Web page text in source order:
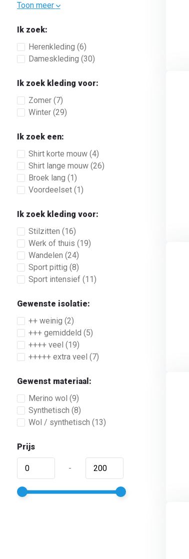
Toon meer
Ik zoek:
Herenkleding (6)
Dameskleding (30)
Ik zoek kleding voor:
Zomer (7)
Winter (29)
Ik zoek een:
Shirt korte mouw (4)
Shirt lange mouw (26)
Broek lang (1)
Voordeelset (1)
Ik zoek kleding voor:
Stilzitten (16)
Werk of thuis (19)
Wandelen (24)
Sport pittig (8)
Sport intensief (11)
Gewenste isolatie:
++ weinig (2)
+++ gemiddeld (5)
++++ veel (19)
+++++ extra veel (7)
Gewenst materiaal:
Merino wol (9)
Synthetisch (8)
Wol / synthetisch (13)
Prijs
-